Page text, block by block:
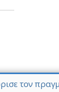
τον